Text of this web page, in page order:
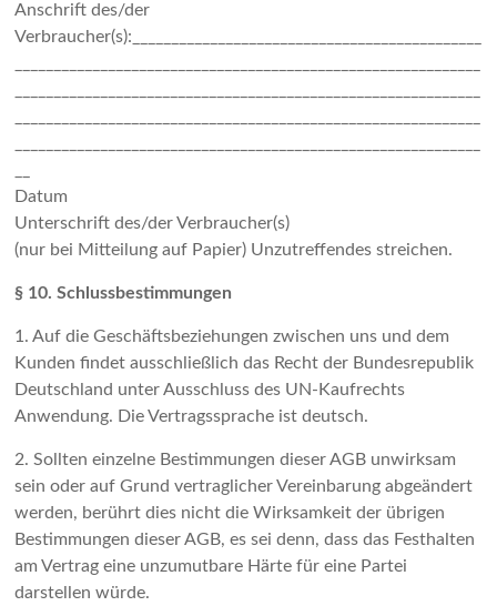
Anschrift des/der
Verbraucher(s):_____________________________________________
Datum
Unterschrift des/der Verbraucher(s)
(nur bei Mitteilung auf Papier) Unzutreffendes streichen.
§ 10. Schlussbestimmungen
1. Auf die Geschäftsbeziehungen zwischen uns und dem
Kunden findet ausschließlich das Recht der Bundesrepublik
Deutschland unter Ausschluss des UN-Kaufrechts
Anwendung. Die Vertragssprache ist deutsch.
2. Sollten einzelne Bestimmungen dieser AGB unwirksam
sein oder auf Grund vertraglicher Vereinbarung abgeändert
werden, berührt dies nicht die Wirksamkeit der übrigen
Bestimmungen dieser AGB, es sei denn, dass das Festhalten
am Vertrag eine unzumutbare Härte für eine Partei
darstellen würde.